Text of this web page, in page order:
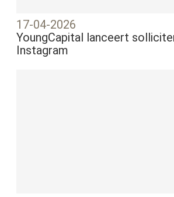
17-04-2026
YoungCapital lanceert
Instagram